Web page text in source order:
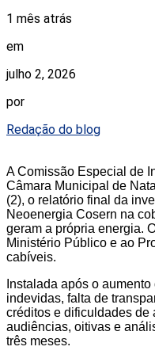
1 mês atrás
em
julho 2, 2026
por
Redação do blog
A Comissão Especial de
Câmara Municipal de
(2), o relatório final da
Neoenergia Cosern na
geram a própria energia.
Ministério Público e ao
cabíveis.
Instalada após o
indevidas, falta de
créditos e dificuldades de
audiências, oitivas e
três meses.